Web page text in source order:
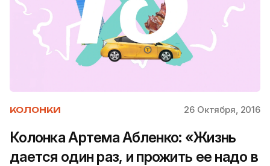
КОЛОНКИ 26 Октября, 2016
Колонка Артема Абленко: «Жизнь
дается один раз, и прожить ее надо в